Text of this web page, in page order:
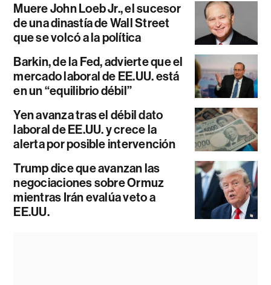
Muere John Loeb Jr., el sucesor
de una dinastía de Wall Street
que se volcó a la política
Barkin, de la Fed, advierte que el
mercado laboral de EE.UU. está
en un “equilibrio débil”
Yen avanza tras el débil dato
laboral de EE.UU. y crece la
alerta por posible intervención
Trump dice que avanzan las
negociaciones sobre Ormuz
mientras Irán evalúa veto a
EE.UU.